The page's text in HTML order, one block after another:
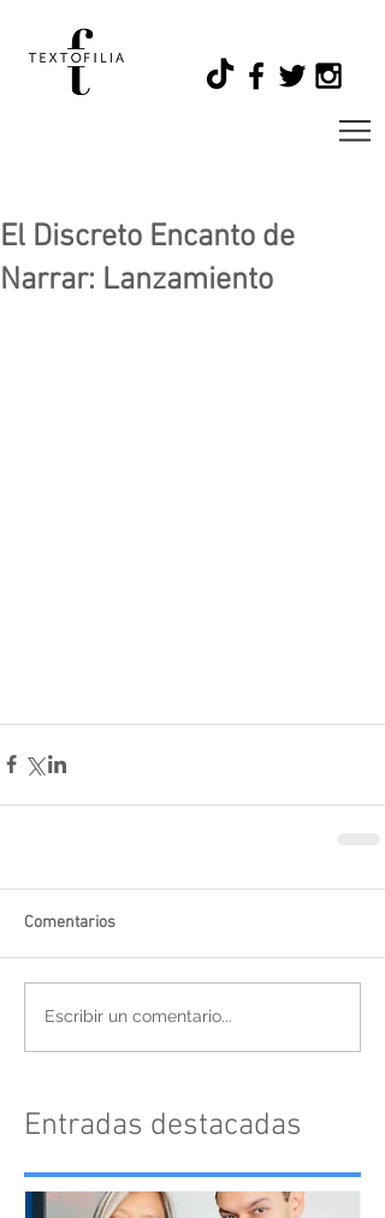
El Discreto Encanto de
Narrar: Lanzamiento
Comentarios
Escribir un comentario...
Entradas destacadas